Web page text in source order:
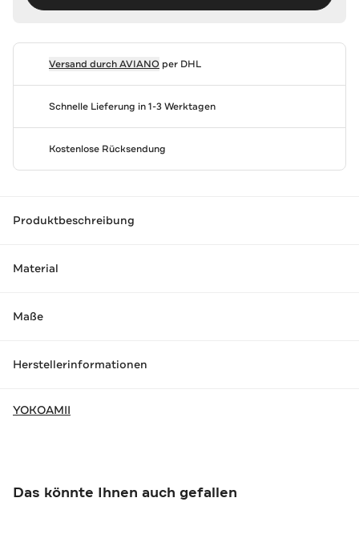
Versand durchAVIANOper DHL
Schnelle Lieferung in 1-3 Werktagen
Kostenlose Rücksendung
Produktbeschreibung
Material
Maße
Herstellerinformationen
YOKOAMII
Das könnte Ihnen auch gefallen